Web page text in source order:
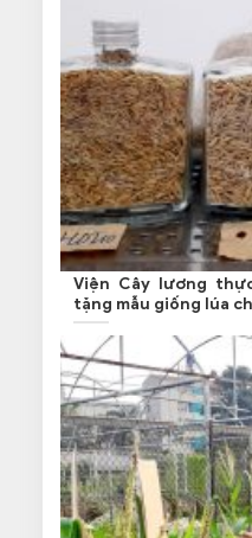
Viện Cây lương
tặng mẫu giống lúa